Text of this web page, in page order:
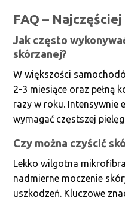
FAQ –
Jak często
skórzanej?
W większości
2-3 miesiące oraz pełną
razy w roku. Intensywnie
wymagać częstszej
Czy można czyścić
Lekko wilgotna
nadmierne moczenie
uszkodzeń. Kluczowe